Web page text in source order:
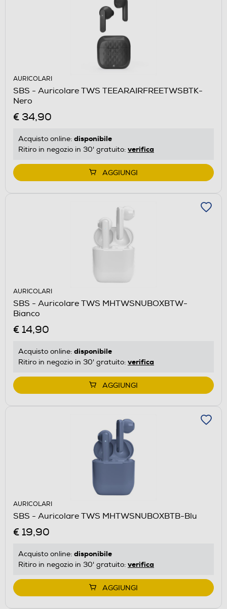
AURICOLARI
SBS - Auricolare TWS TEEARAIRFREETWSBTK-
Nero
€ 34,90
Acquisto online: disponibile
Ritiro in negozio in 30' gratuito: verifica
AGGIUNGI
AURICOLARI
SBS - Auricolare TWS MHTWSNUBOXBTW-
Bianco
€ 14,90
Acquisto online: disponibile
Ritiro in negozio in 30' gratuito: verifica
AGGIUNGI
AURICOLARI
SBS - Auricolare TWS MHTWSNUBOXBTB-Blu
€ 19,90
Acquisto online: disponibile
Ritiro in negozio in 30' gratuito: verifica
AGGIUNGI